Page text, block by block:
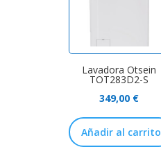
Lavadora Otsein
TOT283D2-S
349,00 €
Añadir al carrito